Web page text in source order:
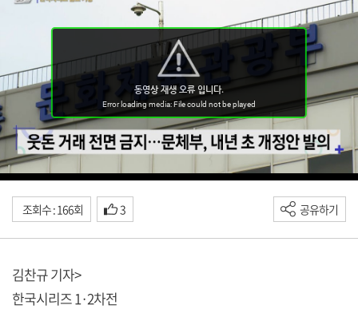
조회수 : 166회 3 공유하기
김찬규 기자>
한국시리즈 1·2차전